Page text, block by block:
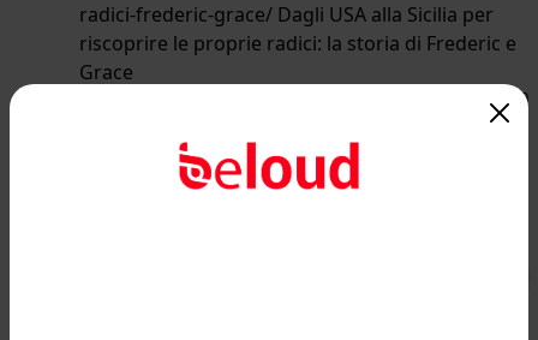
radici-frederic-grace/ Dagli USA alla Sicilia per
riscoprire le proprie radici: la storia di Frederic e
Grace
/50
Partono dalla Florida per riscoprire le
proprie radici in Sicilia: la storia di